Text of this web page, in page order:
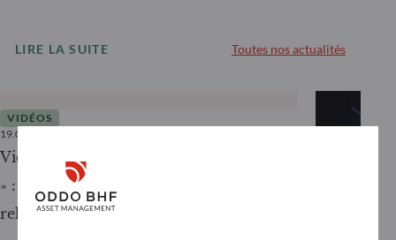
LIRE LA SUITE Toutes nos actualités
VIDÉOS
19.05.2025
Vidéo Boursorama – « Germany is back
» : un plan Marshall à l’allemande pour
relancer l’économie